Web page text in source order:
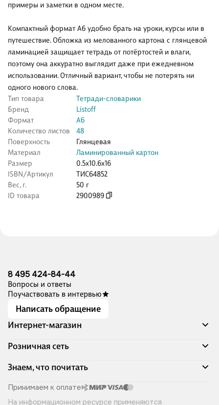
примеры и заметки в одном месте.
Компактный формат А6 удобно брать на уроки, курсы или в
путешествие. Обложка из мелованного картона с глянцевой
ламинацией защищает тетрадь от потёртостей и влаги,
поэтому она аккуратно выглядит даже при ежедневном
использовании. Отличный вариант, чтобы не потерять ни
одного нового слова.
Тип товара
Тетради-словарики
Бренд
Listoff
Формат
А6
Количество листов
48
Поверхность
Глянцевая
Материал
Ламинированный картон
Размер
0.5x10.6x16
ISBN/Артикул
ТИС64852
Вес, г.
50 г
ID товара
2900989
8 495 424-84-44
Вопросы и ответы
Поучаствовать в интервью
Написать обращение
Интернет-магазин
Акции
Доставка и оплата
Программа лояльности
Подарочные сертификаты
Правила продажи
Политика конфиденциальности
Розничная сеть
Адреса магазинов
Книжный Дозор
О компании
Читай-город для бизнеса
Знаем, что почитать
Скоро в продаже
Принимаем к оплате
На информационном ресурсе применяются